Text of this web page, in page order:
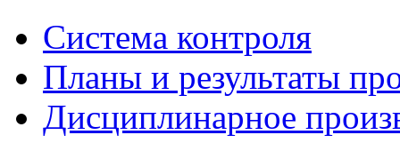
Система контроля
Планы и результаты
Дисциплинарное